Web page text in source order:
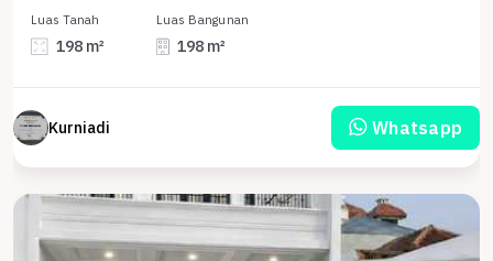
Luas Tanah
198 m²
Luas Bangunan
198 m²
Kurniadi Whatsapp